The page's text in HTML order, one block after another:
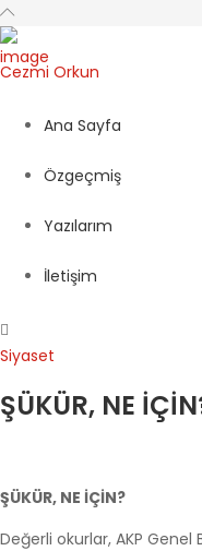
Cezmi Orkun
Ana Sayfa
Özgeçmiş
Yazılarım
İletişim
Siyaset
ŞÜKÜR, NE
ŞÜKÜR, NE İÇİN?
Değerli okurlar, AKP Genel